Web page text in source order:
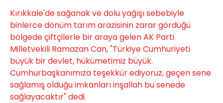
Kırıkkale'de sağanak ve dolu yağışı sebebiyle
binlerce dönüm tarım arazisinin zarar gördüğü
bölgede çiftçilerle bir araya gelen AK Parti
Milletvekili Ramazan Can, "Türkiye Cumhuriyeti
büyük bir devlet, hükümetimiz büyük.
Cumhurbaşkanımıza teşekkür ediyoruz, geçen sene
sağlamış olduğu imkanları inşallah bu senede
sağlayacaktır" dedi.